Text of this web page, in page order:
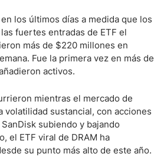
los últimos días a medida que los
fuertes entradas de ETF el
más de $220 millones en
Fue la primera vez en más de
activos.
mientras el mercado de
volatilidad sustancial, con acciones
subiendo y bajando
el ETF viral de DRAM ha
su punto más alto de este año.